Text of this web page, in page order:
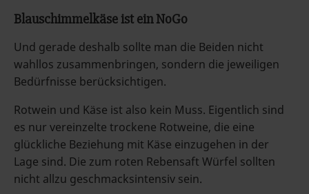
Blauschimmelkäse ist ein NoGo
Und gerade deshalb sollte man die Beiden nicht
wahllos zusammenbringen, sondern die jeweiligen
Bedürfnisse berücksichtigen.
Rotwein und Käse ist also kein Muss. Eigentlich sind
es nur vereinzelte trockene Rotweine, die eine
glückliche Beziehung mit Käse einzugehen in der
Lage sind. Die zum roten Rebensaft Würfel sollten
nicht allzu geschmacksintensiv sein.